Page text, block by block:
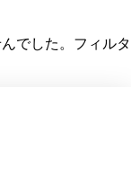
でした。フィルタ